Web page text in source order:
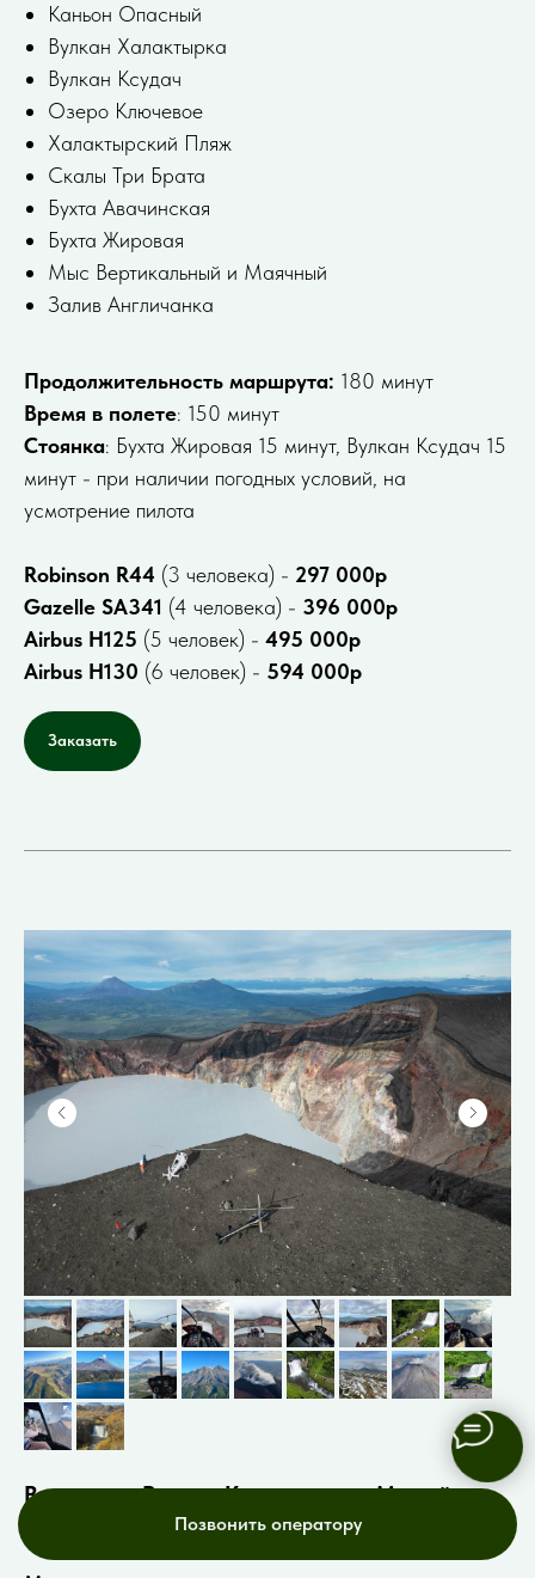
Каньон Опасный
Вулкан Халактырка
Вулкан Ксудач
Озеро Ключевое
Халактырский Пляж
Скалы Три Брата
Бухта Авачинская
Бухта Жировая
Мыс Вертикальный и Маячный
Зaлив Англичанка
Продолжительность маршрута: 180 минут
Время в полете: 150 минут
Стоянка: Бухта Жировая 15 минут, Вулкан Ксудач 15
минут - при наличии погодных условий, на
усмотрение пилота
Robinson R44 (3 человека) - 297 000р
Gazelle SA341 (4 человека) - 396 000р
Airbus H125 (5 человек) - 495 000р
Airbus H130 (6 человек) - 594 000р
Заказать
Водопад и Вулкан Карымские + Малый
Позвонить оператору